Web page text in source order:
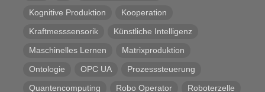
Kognitive Produktion
Kooperation
Kraftmesssensorik
Künstliche Intelligenz
Maschinelles Lernen
Matrixproduktion
Ontologie
OPC UA
Prozesssteuerung
Quantencomputing
Robo Operator
Roboterzelle